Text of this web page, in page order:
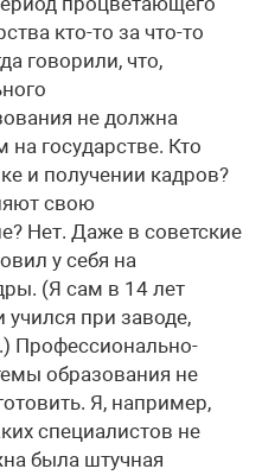
кто-то за что-то
говорили, что,
не должна
государстве. Кто
и получении кадров?
свою
Нет. Даже в советские
у себя на
(Я сам в 14 лет
учился при заводе,
Профессионально-
образования не
Я, например,
специалистов не
была штучная